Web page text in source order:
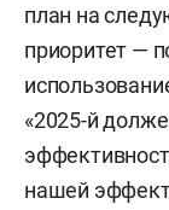
план на
приоритет —
«2025-й
нашей